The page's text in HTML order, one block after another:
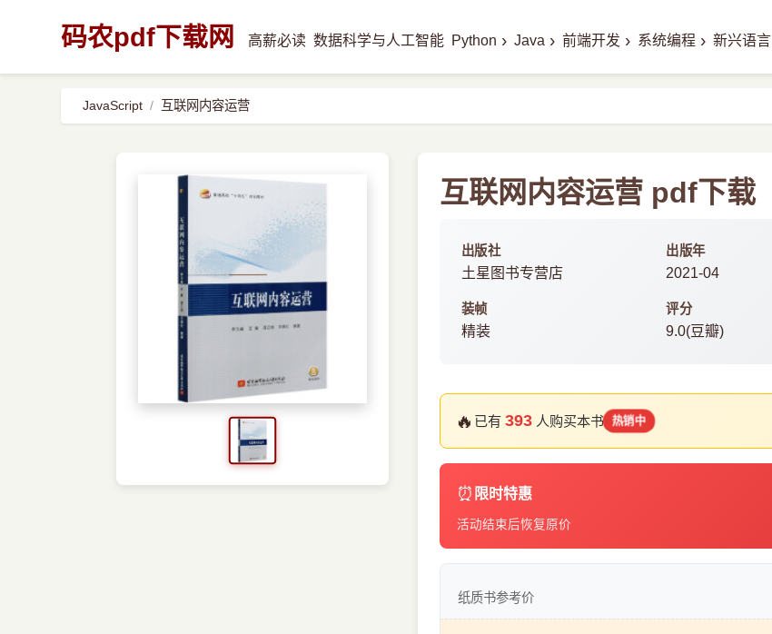
码农pdf下载网 高薪必读 数据科学与人工智能 Python › Java › 前端开发 › 系统编程 › 新兴语言
JavaScript 互联网内容运营
互联网内容运营 pdf下载
出版社
土星图书专营店
出版年
2021-04
装帧
精装
评分
9.0(豆瓣)
🔥 已有 393人购买本书 热销中
⏰ 限时特惠
活动结束后恢复原价
纸质书参考价